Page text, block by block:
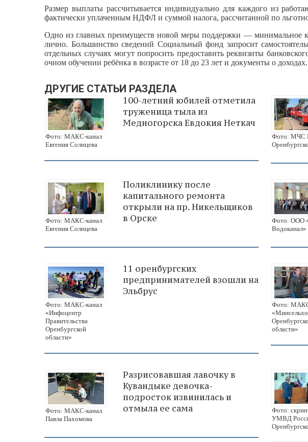
Размер выплаты рассчитывается индивидуально для каждого из
фактически уплаченным НДФЛ и суммой налога, рассчитанной по
Одно из главных преимуществ новой меры поддержки — минимальное
лично. Большинство сведений Социальный фонд запросит
отдельных случаях могут попросить предоставить реквизиты
очном обучении ребёнка в возрасте от 18 до 23 лет и документы о доходах.
ДРУГИЕ СТАТЬИ РАЗДЕЛА
Фото: МАКС-канал
Евгения Солнцева
100-летний юбилей отметила
труженица тыла из
Медногорска Евдокия Неткач
Фото: МЧС
Фото: МАКС-канал
Евгения Солнцева
Поликлинику после
капитального ремонта
открыли на пр. Никельщиков
в Орске
Фото: ООО
Водоканал»
Фото: МАКС-канал
«Инфоцентр
Правительства
Оренбургской
области»
11 оренбургских
предпринимателей взошли на
Эльбрус
Фото:
области»
Фото: МАКС-канал
Павла Пахомова
Разрисовавшая лавочку в
Кувандыке девочка-
подросток извинилась и
отмыла ее сама
Фото: скрин
УМВД